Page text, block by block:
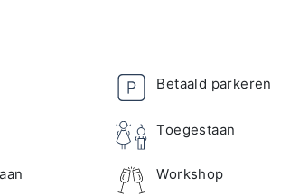
Betaald parkeren
Toegestaan
Workshop